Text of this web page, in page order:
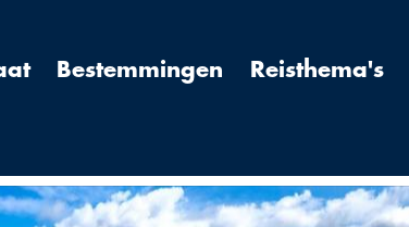
Bestemmingen Reisthema's